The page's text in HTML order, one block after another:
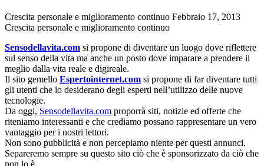
Crescita personale e miglioramento continuo Febbraio 17, 2013
Crescita personale e miglioramento continuo
Sensodellavita.com si propone di diventare un luogo dove riflettere
sul senso della vita ma anche un posto dove imparare a prendere il
meglio dalla vita reale e digireale.
Il sito gemello Espertointernet.com si propone di far diventare tutti
gli utenti che lo desiderano degli esperti nell’utilizzo delle nuove
tecnologie.
Da oggi, Sensodellavita.com proporrà siti, notizie ed offerte che
riteniamo interessanti e che crediamo possano rappresentare un vero
vantaggio per i nostri lettori.
Non sono pubblicità e non percepiamo niente per questi annunci.
Separeremo sempre su questo sito ciò che è sponsorizzato da ciò che
non lo è.